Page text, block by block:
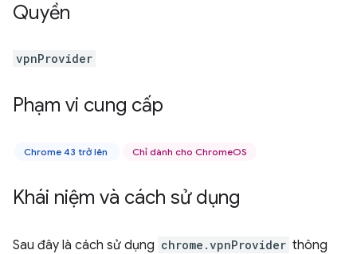
Quyền
vpnProvider
Phạm vi cung cấp
Chrome 43 trở lên Chỉ dành cho ChromeOS
Khái niệm và cách sử dụng
Sau đây là cách sử dụng chrome.vpnProvider thông